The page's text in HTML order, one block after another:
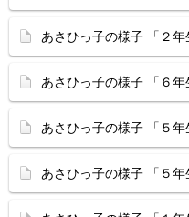
あさひっ子の様子 「２年
あさひっ子の様子 「６年
あさひっ子の様子 「５年
あさひっ子の様子 「５年